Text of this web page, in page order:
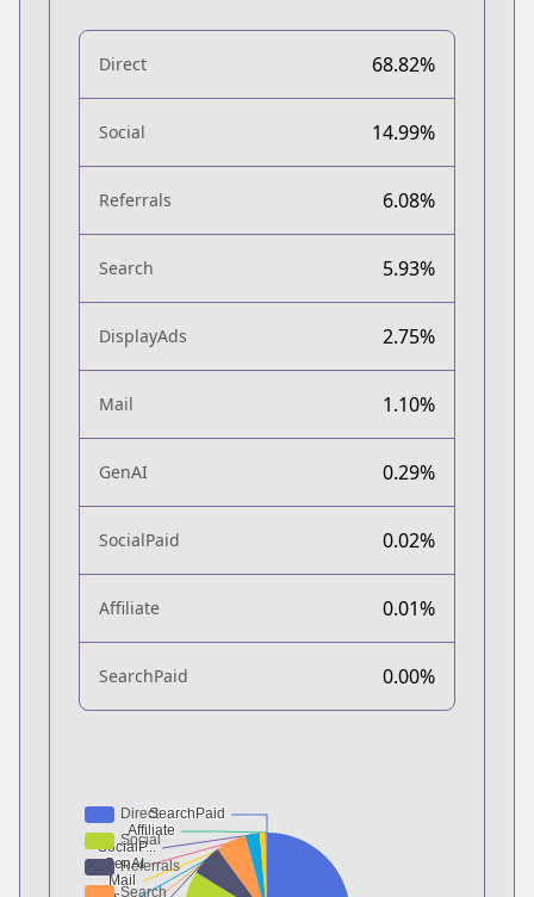
Direct 68.82%
Social 14.99%
Referrals 6.08%
Search 5.93%
DisplayAds 2.75%
Mail 1.10%
GenAI 0.29%
SocialPaid 0.02%
Affiliate 0.01%
SearchPaid 0.00%